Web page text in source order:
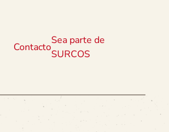
Contacto
Sea parte de
SURCOS